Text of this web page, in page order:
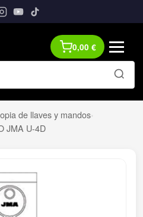
0,00 €
de llaves y mandos›
JMA U-4D